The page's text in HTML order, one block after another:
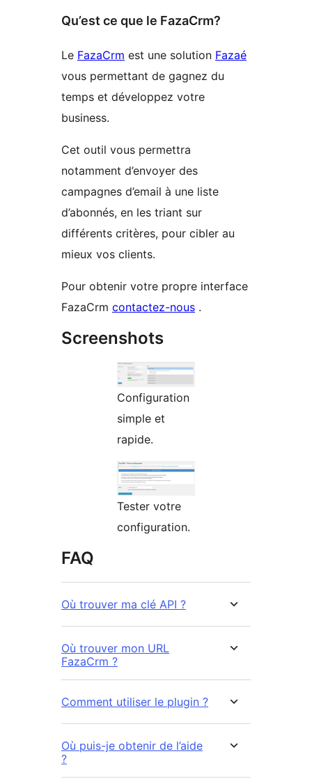
Qu’est ce que le FazaCrm?
Le FazaCrm est une solution Fazaé
vous permettant de gagnez du
temps et développez votre
business.
Cet outil vous permettra
notamment d’envoyer des
campagnes d’email à une liste
d’abonnés, en les triant sur
différents critères, pour cibler au
mieux vos clients.
Pour obtenir votre propre interface
FazaCrm contactez-nous .
Screenshots
Configuration
simple et
rapide.
Tester votre
configuration.
FAQ
Où trouver ma clé API ?
Où trouver mon URL
FazaCrm ?
Comment utiliser le plugin ?
Où puis-je obtenir de l’aide
?